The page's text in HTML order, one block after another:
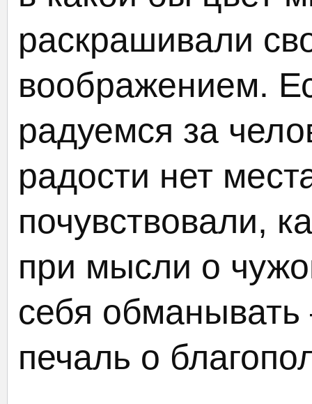
раскрашивали
воображением.
радуемся за
радости нет
почувствовали,
при мысли о
себя
печаль о